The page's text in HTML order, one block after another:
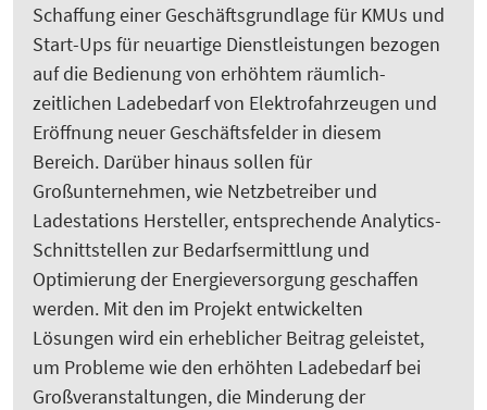
Schaffung einer Geschäftsgrundlage für KMUs und
Start-Ups für neuartige Dienstleistungen bezogen
auf die Bedienung von erhöhtem räumlich-
zeitlichen Ladebedarf von Elektrofahrzeugen und
Eröffnung neuer Geschäftsfelder in diesem
Bereich. Darüber hinaus sollen für
Großunternehmen, wie Netzbetreiber und
Ladestations Hersteller, entsprechende Analytics-
Schnittstellen zur Bedarfsermittlung und
Optimierung der Energieversorgung geschaffen
werden. Mit den im Projekt entwickelten
Lösungen wird ein erheblicher Beitrag geleistet,
um Probleme wie den erhöhten Ladebedarf bei
Großveranstaltungen, die Minderung der